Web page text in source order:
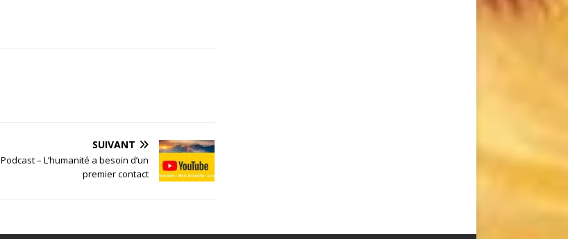
SUIVANT
Podcast – L’humanité a besoin d’un
premier contact